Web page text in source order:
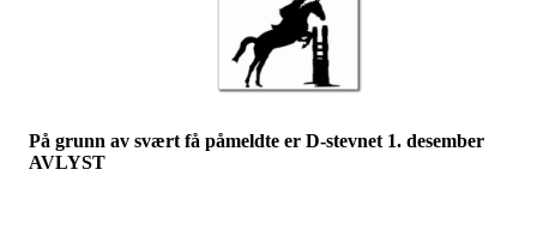
På grunn av svært få påmeldte er D-stevnet 1. desember
AVLYST